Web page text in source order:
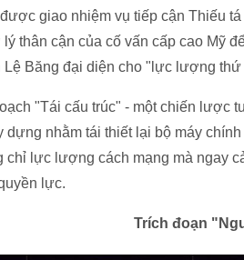
giao nhiệm vụ tiếp cận Thiếu
thân cận của cố vấn cấp cao Mỹ
Lệ Băng đại diện cho "lực lượng
"Tái cấu trúc" - một chiến lược
dựng nhằm tái thiết lại bộ máy
chỉ lực lượng cách mạng mà ngay
lực.
Trích đoạn